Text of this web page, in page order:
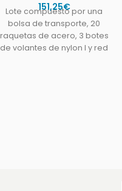
151,25€
Lote compuesto por una
bolsa de transporte, 20
raquetas de acero, 3 botes
de volantes de nylon I y red